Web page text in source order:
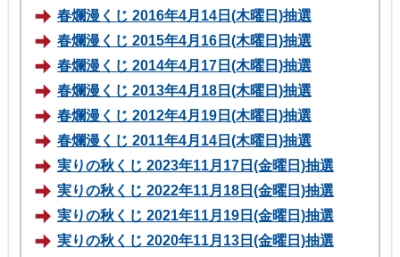
春爛漫くじ 2016年4月14日(木曜日)抽選
春爛漫くじ 2015年4月16日(木曜日)抽選
春爛漫くじ 2014年4月17日(木曜日)抽選
春爛漫くじ 2013年4月18日(木曜日)抽選
春爛漫くじ 2012年4月19日(木曜日)抽選
春爛漫くじ 2011年4月14日(木曜日)抽選
実りの秋くじ 2023年11月17日(金曜日)抽選
実りの秋くじ 2022年11月18日(金曜日)抽選
実りの秋くじ 2021年11月19日(金曜日)抽選
実りの秋くじ 2020年11月13日(金曜日)抽選